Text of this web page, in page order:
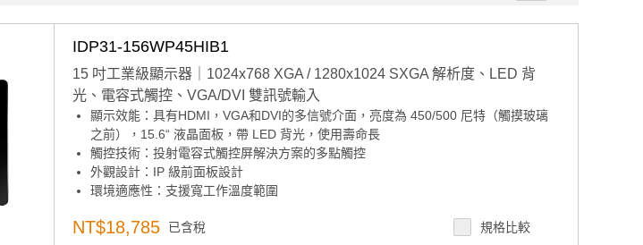
IDP31-156WP45HIB1
15 吋工業級顯示器｜1024x768 XGA / 1280x1024 SXGA 解析度、LED 背
光、電容式觸控、VGA/DVI 雙訊號輸入
顯示效能：具有HDMI，VGA和DVI的多信號介面，亮度為 450/500 尼特（觸摸玻璃
之前），15.6“ 液晶面板，帶 LED 背光，使用壽命長
觸控技術：投射電容式觸控屏解決方案的多點觸控
外觀設計：IP 級前面板設計
環境適應性：支援寬工作溫度範圍
產品諮詢服務：規格諮詢 / 案場規劃 / 交期確認請點此
NT$18,785 已含稅 規格比較